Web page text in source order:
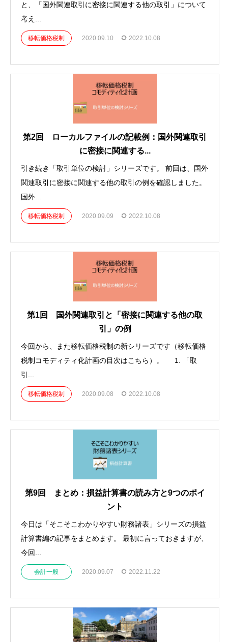
と、「国外関連取引に密接に関連する他の取引」について
考え...
移転価格税制 2020.09.10 2022.10.08
第2回 ローカルファイルの記載例：国外関連取引
に密接に関連する...
引き続き「取引単位の検討」シリーズです。 前回は、国外
関連取引に密接に関連する他の取引の例を確認しました。
国外...
移転価格税制 2020.09.09 2022.10.08
第1回 国外関連取引と「密接に関連する他の取
引」の例
今回から、また移転価格税制の新シリーズです（移転価格
税制コモディティ化計画の目次はこちら）。 1. 「取
引...
移転価格税制 2020.09.08 2022.10.08
第9回 まとめ：損益計算書の読み方と9つのポイ
ント
今日は「そこそこわかりやすい財務諸表」シリーズの損益
計算書編の記事をまとめます。 最初に言っておきますが、
今回...
会計一般 2020.09.07 2022.11.22